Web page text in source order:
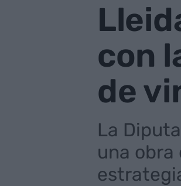
con
de
La
una